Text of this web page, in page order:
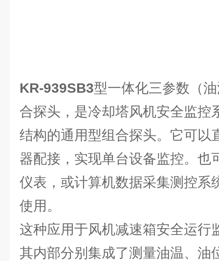
KR-939SB3型一体化三参数（
合探头，是冷却塔风机安全监控
结构的通用型组合探头。它可以
器配接，实现单台设备监控。也
仪表，或计算机数据采集测控系
使用。
这种应用于风机减速箱安全运行
其内部分别集成了测量油温、油